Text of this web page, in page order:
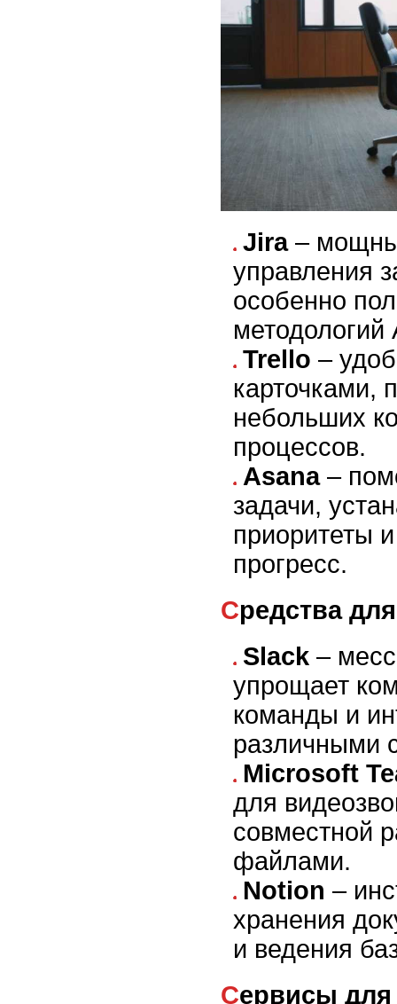
Jira–
управления
особенно
методологий
Trello –
карточками,
небольших
процессов.
Asana–
задачи,
приоритеты
прогресс.
Средства
Slack –
упрощает
команды и
различными
Microsoft
для
совместной
файлами.
Notion –
хранения
и ведения
Сервисы